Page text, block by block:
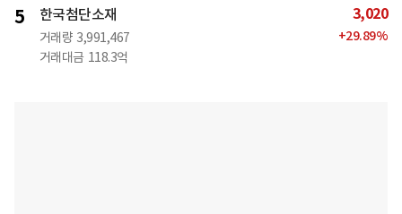
5 한국첨단소재
거래량 3,991,467
거래대금 118.3억
3,020
+29.89%